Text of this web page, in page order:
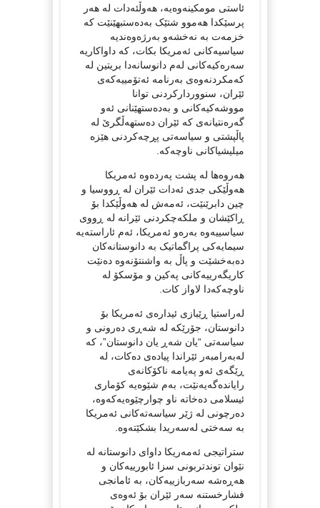
ئاستی مومکینەوەیە، هەوڵئەدات لە هەر
پرسێکدا هەموو شتێک بەدەستبهێنێت کە
خزمەت بە نەخشەو بەرژەوەندیە
سیاسیەکانی ئەمریکا بکات، کە داواکاریە
سەرەکیەکانی لەم دانوسانەدا بریتین لە
کەمکردنەوەی بەرنامە ئەتۆمییەکەی
ئێران، سنووردارکردنی توانا
مووشەکیەکانی و بەدەستهێنانی ئەو
گەرەنتیانەی کە ئێران دەستهەڵگرێ لە
پاڵپشتی و سیاسەتی پڕچەکردنی هێزە
میلیشیاکانی ناوچەکە.
هەروەها لە پشت پەردەوە ئەمریکا
هەوڵێکی جدی ئەدات ئێران لە ڕووسیا و
چین دابرێنێت، ئەمەش لە هەوڵێکدا بۆ
ڕاکێشان و ملکەچکردنی ئێرانە لە ڕووی
سیاسییەوە بەرەو ئەمریکا، ئەم ئاراستەیە
سیمایەکی پراگماتیک بە دانوستانەکان
دەبەخشێت و پاڵ بە واشنتۆنەوە دەنێت
کاریگەرییەکانی پەکین و مۆسکۆ لە
ناوچەکەدا لاواز کات.
لەراستیا ڕێبازی ئیدارەی ئەمریکا بۆ
دانوستان، جۆرێکە لە شەڕی دەرونی و
سیاسەتی “یان شەڕ یان دانوستان”، کە
لەبەرامبەر ئێراندا پیادەی دەکات، لە
ڕێگەی ئەو پەیامە ناکۆکانەی
رایاندەگەیەنێت، بەم شێوەیە کۆماری
ئیسلامی دەخاتە ناو چوارچێوەیەکەوە،
دەرچونی لە ژێر سیاسەتەکانی ئەمریکا
بە سەختی لەسەریدا بشکێتەوە.
ستراتیجی ئەمەریکا داوای دانوستانە لە
نێوان توندتربونی سزا ئابورییەکان و
هەڕەشە سەربازییەکان، بە ئامانجی
فشارخستنە سەر ئێران بۆ ئەوەی